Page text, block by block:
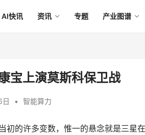
AI快讯 资讯 专题 产业图谱
宝上演莫斯科保卫战
• 智能算力
的许多变数，惟一的悬念就是三星